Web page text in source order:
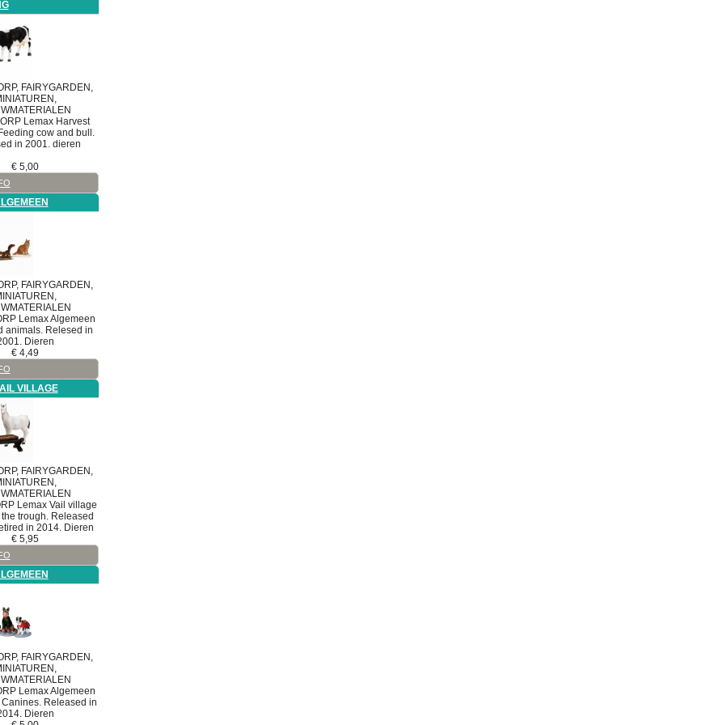
FAIRYGARDEN,
Lemax Harvest
cow and bull.
in 2001. dieren
€5,00
FAIRYGARDEN,
Lemax Algemeen
animals. Relesed in
Dieren
€4,49
VILLAGE
FAIRYGARDEN,
Lemax Vail village
trough. Released
in 2014. Dieren
€5,95
FAIRYGARDEN,
Lemax Algemeen
Released in
Dieren